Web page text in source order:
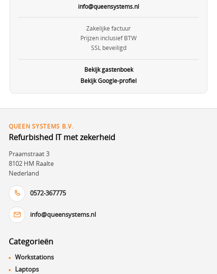
info@queensystems.nl
Zakelijke factuur
Prijzen inclusief BTW
SSL beveiligd
Bekijk gastenboek
Bekijk Google-profiel
QUEEN SYSTEMS B.V.
Refurbished IT met zekerheid
Praamstraat 3
8102 HM Raalte
Nederland
0572-367775
info@queensystems.nl
Categorieën
Workstations
Laptops